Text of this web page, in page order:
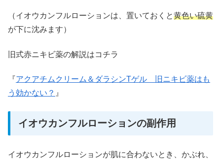
（イオウカンフルローションは、置いておくと黄色い硫黄
が下に沈みます）
旧式赤ニキビ薬の解説はコチラ
『アクアチムクリーム＆ダラシンTゲル 旧ニキビ薬はも
う効かない？ 』
イオウカンフルローションの副作用
イオウカンフルローションが肌に合わないとき、かぶれ、